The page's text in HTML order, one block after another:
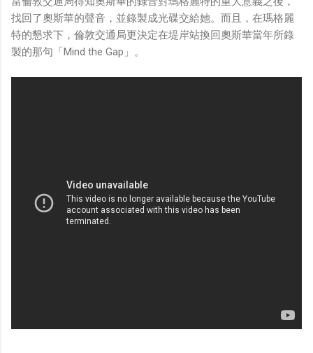
找回了奧斯華的聲音，並錄製成光碟交給她。而且，在瑪格麗
特的懇求下，倫敦交通局更決定在堤岸站換回奧斯華當年所錄
製的那句「Mind the Gap」。